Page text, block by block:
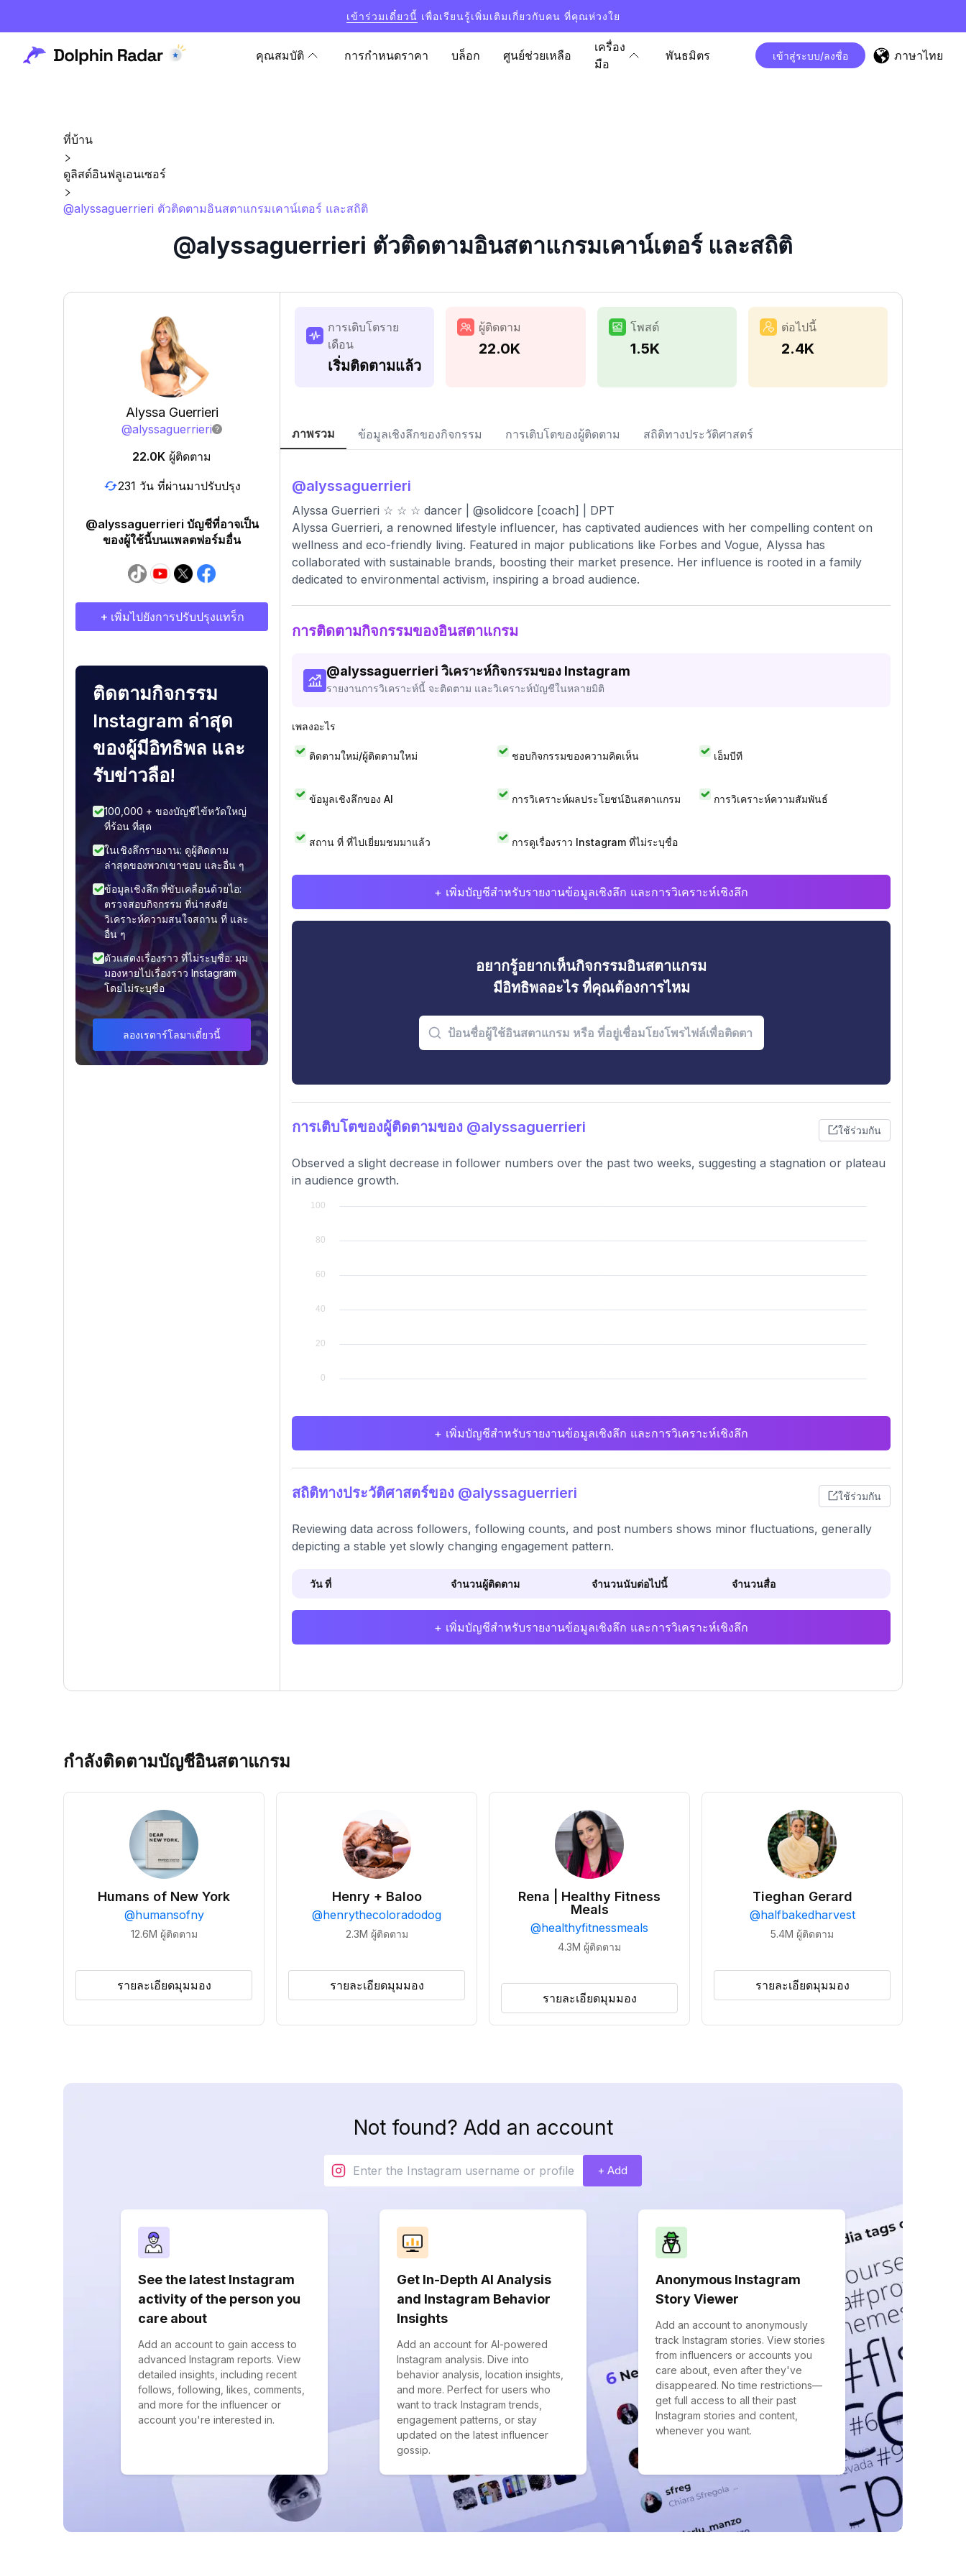
เข้าร่วมเดี๋ยวนี้ เพื่อเรียนรู้เพิ่มเติมเกี่ยวกับคน ที่คุณห่วงใย
คุณสมบัติ การกำหนดราคา บล็อก ศูนย์ช่วยเหลือ
เครื่อง
มือ
พันธมิตร เข้าสู่ระบบ/ลงชื่อ ภาษาไทย
ที่บ้าน
ดูลิสต์อินฟลูเอนเซอร์
@alyssaguerrieri ตัวติดตามอินสตาแกรมเคาน์เตอร์ และสถิติ
@alyssaguerrieri ตัวติดตามอินสตาแกรมเคาน์เตอร์ และสถิติ
Alyssa Guerrieri
@alyssaguerrieri
22.0K ผู้ติดตาม
231 วัน ที่ผ่านมาปรับปรุง
@alyssaguerrieri บัญชีที่อาจเป็น
ของผู้ใช้นี้บนแพลตฟอร์มอื่น
+ เพิ่มไปยังการปรับปรุงแทร็ก
ติดตามกิจกรรม
Instagram ล่าสุด
ของผู้มีอิทธิพล และ
รับข่าวลือ!
100,000 + ของบัญชีไข้หวัดใหญ่
ที่ร้อน ที่สุด
ในเชิงลึกรายงาน: ดูผู้ติดตาม
ล่าสุดของพวกเขาชอบ และอื่น ๆ
ข้อมูลเชิงลึก ที่ขับเคลื่อนด้วยไอ:
ตรวจสอบกิจกรรม ที่น่าสงสัย
วิเคราะห์ความสนใจสถาน ที่ และ
อื่น ๆ
ตัวแสดงเรื่องราว ที่ไม่ระบุชื่อ: มุม
มองหายไปเรื่องราว Instagram
โดยไม่ระบุชื่อ
ลองเรดาร์โลมาเดี๋ยวนี้
การเติบโตราย
เดือน
เริ่มติดตามแล้ว
ผู้ติดตาม
22.0K
โพสต์
1.5K
ต่อไปนี้
2.4K
ภาพรวม ข้อมูลเชิงลึกของกิจกรรม การเติบโตของผู้ติดตาม สถิติทางประวัติศาสตร์
@alyssaguerrieri
Alyssa Guerrieri ☆ ☆ ☆⁣ dancer | @solidcore [coach] | DPT
Alyssa Guerrieri, a renowned lifestyle influencer, has captivated audiences with her compelling content on
wellness and eco-friendly living. Featured in major publications like Forbes and Vogue, Alyssa has
collaborated with sustainable brands, boosting their market presence. Her influence is rooted in a family
dedicated to environmental activism, inspiring a broad audience.
การติดตามกิจกรรมของอินสตาแกรม
@alyssaguerrieri วิเคราะห์กิจกรรมของ Instagram
รายงานการวิเคราะห์นี้ จะติดตาม และวิเคราะห์บัญชีในหลายมิติ
เพลงอะไร
ติดตามใหม่/ผู้ติดตามใหม่ ชอบกิจกรรมของความคิดเห็น เอ็มบีที
ข้อมูลเชิงลึกของ AI การวิเคราะห์ผลประโยชน์อินสตาแกรม การวิเคราะห์ความสัมพันธ์
สถาน ที่ ที่ไปเยี่ยมชมมาแล้ว การดูเรื่องราว Instagram ที่ไม่ระบุชื่อ
+ เพิ่มบัญชีสำหรับรายงานข้อมูลเชิงลึก และการวิเคราะห์เชิงลึก
อยากรู้อยากเห็นกิจกรรมอินสตาแกรม
มีอิทธิพลอะไร ที่คุณต้องการไหม
การเติบโตของผู้ติดตามของ @alyssaguerrieri ใช้ร่วมกัน
Observed a slight decrease in follower numbers over the past two weeks, suggesting a stagnation or plateau
in audience growth.
+ เพิ่มบัญชีสำหรับรายงานข้อมูลเชิงลึก และการวิเคราะห์เชิงลึก
สถิติทางประวัติศาสตร์ของ @alyssaguerrieri ใช้ร่วมกัน
Reviewing data across followers, following counts, and post numbers shows minor fluctuations, generally
depicting a stable yet slowly changing engagement pattern.
วัน ที่ จำนวนผู้ติดตาม จำนวนนับต่อไปนี้ จำนวนสื่อ
+ เพิ่มบัญชีสำหรับรายงานข้อมูลเชิงลึก และการวิเคราะห์เชิงลึก
กำลังติดตามบัญชีอินสตาแกรม
Humans of New York
@humansofny
12.6M ผู้ติดตาม
รายละเอียดมุมมอง
Henry + Baloo
@henrythecoloradodog
2.3M ผู้ติดตาม
รายละเอียดมุมมอง
Rena | Healthy Fitness
Meals
@healthyfitnessmeals
4.3M ผู้ติดตาม
รายละเอียดมุมมอง
Tieghan Gerard
@halfbakedharvest
5.4M ผู้ติดตาม
รายละเอียดมุมมอง
Not found? Add an account
+ Add
See the latest Instagram
activity of the person you
care about
Add an account to gain access to
advanced Instagram reports. View
detailed insights, including recent
follows, following, likes, comments,
and more for the influencer or
account you're interested in.
Get In-Depth AI Analysis
and Instagram Behavior
Insights
Add an account for AI-powered
Instagram analysis. Dive into
behavior analysis, location insights,
and more. Perfect for users who
want to track Instagram trends,
engagement patterns, or stay
updated on the latest influencer
gossip.
Anonymous Instagram
Story Viewer
Add an account to anonymously
track Instagram stories. View stories
from influencers or accounts you
care about, even after they've
disappeared. No time restrictions—
get full access to all their past
Instagram stories and content,
whenever you want.